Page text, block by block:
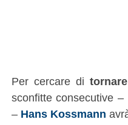
Per cercare di
sconfitte consecutive
– Hans Kossmann